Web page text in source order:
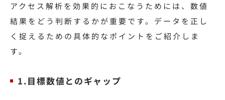
アクセス解析を効果的におこなうためには、数値
結果をどう判断するかが重要です。データを正し
く捉えるための具体的なポイントをご紹介しま
す。
1.目標数値とのギャップ